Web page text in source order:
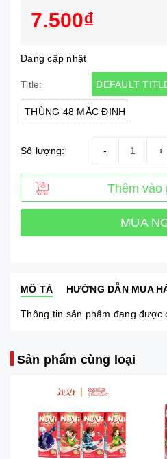
7.500₫
Đang cập nhật
Title: DEFAULT
THÙNG 48 MẶC ĐỊNH
Số lượng: +
-
Thêm vào
MUA
MÔ TẢ HƯỚNG DẪN MUA
Thông tin sản phẩm đang được
Sản phẩm cùng loại